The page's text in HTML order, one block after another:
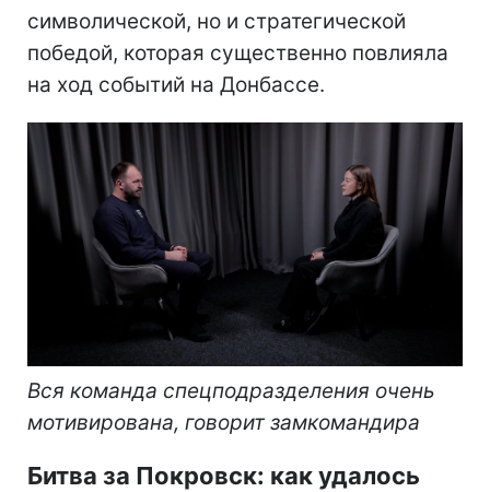
символической, но и стратегической
победой, которая существенно повлияла
на ход событий на Донбассе.
Вся команда спецподразделения очень
мотивирована, говорит замкомандира
Битва за Покровск: как удалось